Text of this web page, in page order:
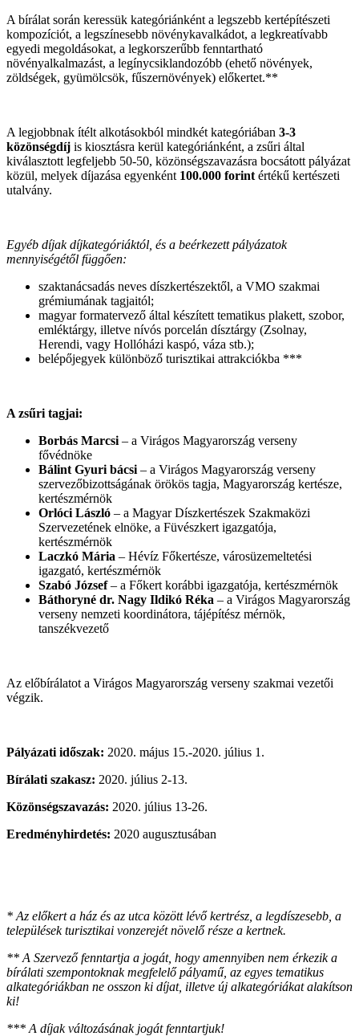
A bírálat során keressük kategóriánként a legszebb kertépítészeti
kompozíciót, a legszínesebb növénykavalkádot, a legkreatívabb
egyedi megoldásokat, a legkorszerűbb fenntartható
növényalkalmazást, a legínycsiklandozóbb (ehető növények,
zöldségek, gyümölcsök, fűszernövények) előkertet.**
A legjobbnak ítélt alkotásokból mindkét kategóriában 3-3
közönségdíj is kiosztásra kerül kategóriánként, a zsűri által
kiválasztott legfeljebb 50-50, közönségszavazásra bocsátott pályázat
közül, melyek díjazása egyenként 100.000 forint értékű kertészeti
utalvány.
Egyéb díjak díjkategóriáktól, és a beérkezett pályázatok
mennyiségétől függően:
szaktanácsadás neves díszkertészektől, a VMO szakmai
grémiumának tagjaitól;
magyar formatervező által készített tematikus plakett, szobor,
emléktárgy, illetve nívós porcelán dísztárgy (Zsolnay,
Herendi, vagy Hollóházi kaspó, váza stb.);
belépőjegyek különböző turisztikai attrakciókba ***
A zsűri tagjai:
Borbás Marcsi – a Virágos Magyarország verseny
fővédnöke
Bálint Gyuri bácsi – a Virágos Magyarország verseny
szervezőbizottságának örökös tagja, Magyarország kertésze,
kertészmérnök
Orlóci László – a Magyar Díszkertészek Szakmaközi
Szervezetének elnöke, a Füvészkert igazgatója,
kertészmérnök
Laczkó Mária – Hévíz Főkertésze, városüzemeltetési
igazgató, kertészmérnök
Szabó József– a Főkert korábbi igazgatója, kertészmérnök
Báthoryné dr. Nagy Ildikó Réka – a Virágos Magyarország
verseny nemzeti koordinátora, tájépítész mérnök,
tanszékvezető
Az előbírálatot a Virágos Magyarország verseny szakmai vezetői
végzik.
Pályázati időszak: 2020. május 15.-2020. július 1.
Bírálati szakasz: 2020. július 2-13.
Közönségszavazás: 2020. július 13-26.
Eredményhirdetés: 2020 augusztusában
* Az előkert a ház és az utca között lévő kertrész, a legdíszesebb, a
települések turisztikai vonzerejét növelő része a kertnek.
** A Szervező fenntartja a jogát, hogy amennyiben nem érkezik a
bírálati szempontoknak megfelelő pályamű, az egyes tematikus
alkategóriákban ne osszon ki díjat, illetve új alkategóriákat alakítson
ki!
*** A díjak változásának jogát fenntartjuk!